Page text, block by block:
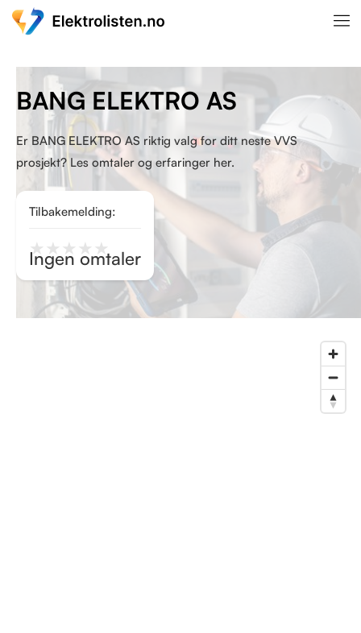
Tilbakemelding:
★ ★ ★ ★ ★
Ingen omtaler
Er BANG ELEKTRO AS riktig valg for ditt neste VVS
prosjekt? Les omtaler og erfaringer her.
BANG ELEKTRO AS